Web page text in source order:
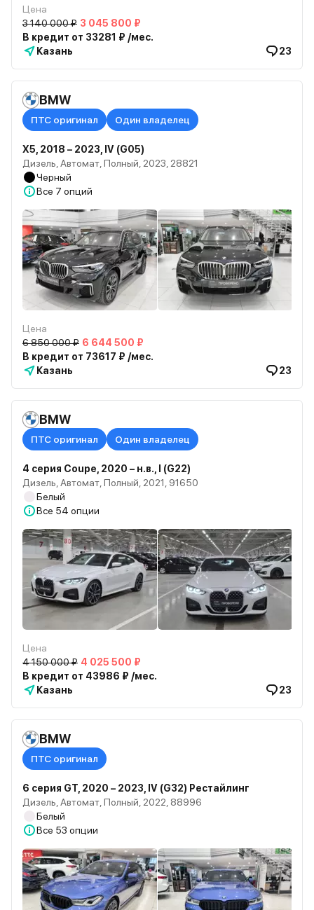
Цена
3 140 000 ₽ 3 045 800 ₽
В кредит от 33281 ₽ /мес.
Казань
23
BMW
ПТС оригинал Один владелец
X5, 2018 – 2023, IV (G05)
Дизель, Автомат, Полный, 2023, 28821
Черный
Все 7 опций
Цена
6 850 000 ₽ 6 644 500 ₽
В кредит от 73617 ₽ /мес.
Казань
23
BMW
ПТС оригинал Один владелец
4 серия Coupe, 2020 – н.в., I (G22)
Дизель, Автомат, Полный, 2021, 91650
Белый
Все 54 опции
Цена
4 150 000 ₽ 4 025 500 ₽
В кредит от 43986 ₽ /мес.
Казань
23
BMW
ПТС оригинал
6 серия GT, 2020 – 2023, IV (G32) Рестайлинг
Дизель, Автомат, Полный, 2022, 88996
Белый
Все 53 опции